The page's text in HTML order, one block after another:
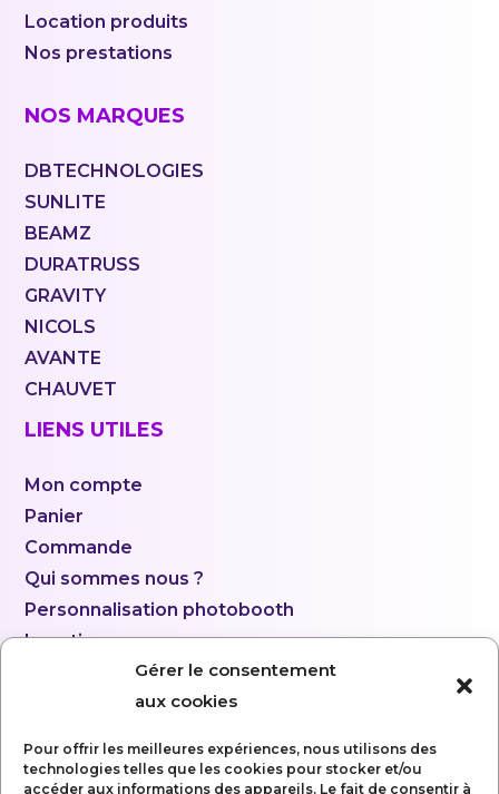
Gérer le consentement
aux cookies
Pour offrir les meilleures expériences, nous utilisons des
technologies telles que les cookies pour stocker et/ou
accéder aux informations des appareils. Le fait de consentir à
Location produits
Nos prestations
NOS MARQUES
DBTECHNOLOGIES
SUNLITE
BEAMZ
DURATRUSS
GRAVITY
NICOLS
AVANTE
CHAUVET
LIENS UTILES
Mon compte
Panier
Commande
Qui sommes nous ?
Personnalisation photobooth
Location